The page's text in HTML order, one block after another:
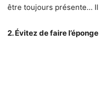
être toujours présente… Il
2. Évitez de faire l’éponge